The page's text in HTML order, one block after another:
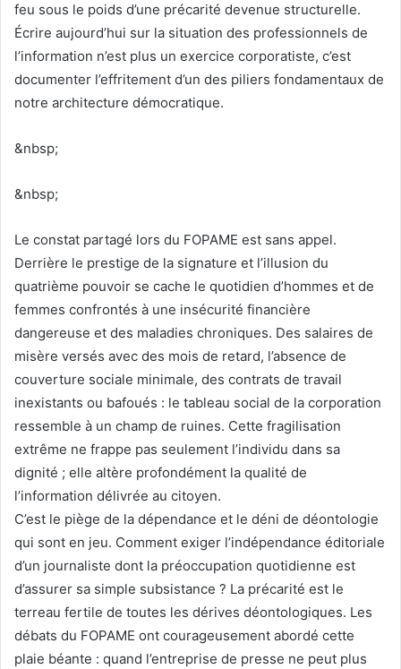
feu sous le poids d’une précarité devenue structurelle.
Écrire aujourd’hui sur la situation des professionnels de
l’information n’est plus un exercice corporatiste, c’est
documenter l’effritement d’un des piliers fondamentaux de
notre architecture démocratique.
&nbsp;
&nbsp;
Le constat partagé lors du FOPAME est sans appel.
Derrière le prestige de la signature et l’illusion du
quatrième pouvoir se cache le quotidien d’hommes et de
femmes confrontés à une insécurité financière
dangereuse et des maladies chroniques. Des salaires de
misère versés avec des mois de retard, l’absence de
couverture sociale minimale, des contrats de travail
inexistants ou bafoués : le tableau social de la corporation
ressemble à un champ de ruines. Cette fragilisation
extrême ne frappe pas seulement l’individu dans sa
dignité ; elle altère profondément la qualité de
l’information délivrée au citoyen.
C’est le piège de la dépendance et le déni de déontologie
qui sont en jeu. Comment exiger l’indépendance éditoriale
d’un journaliste dont la préoccupation quotidienne est
d’assurer sa simple subsistance ? La précarité est le
terreau fertile de toutes les dérives déontologiques. Les
débats du FOPAME ont courageusement abordé cette
plaie béante : quand l’entreprise de presse ne peut plus